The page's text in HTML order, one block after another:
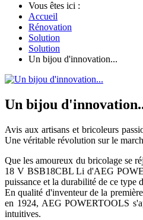
Vous êtes ici :
Accueil
Rénovation
Solution
Solution
Un bijou d'innovation...
Un bijou
Avis aux artisans et bricoleurs
Une véritable révolution sur le
Que les amoureux du bricolage se
18 V BSB18CBL Li d'AEG
puissance et la durabilité de ce type
En qualité d'inventeur de la
en 1924, AEG POWERTOOLS
intuitives.